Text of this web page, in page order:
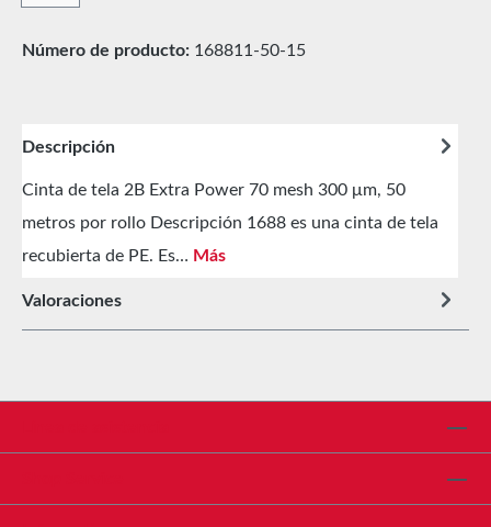
Número de producto: 168811-50-15
Descripción
Cinta de tela 2B Extra Power 70 mesh 300 μm, 50
metros por rollo Descripción 1688 es una cinta de tela
recubierta de PE. Es… Más
Valoraciones